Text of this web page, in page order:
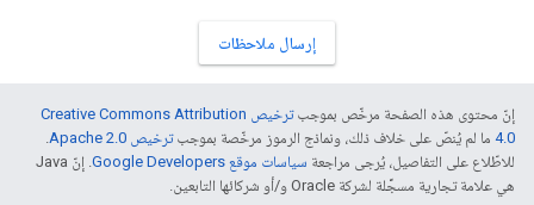
إرسال ملاحظات
إنّ محتوى هذه الصفحة مرخّص بموجب
ترخيص Creative Commons Attribution
4.0‏ ما لم يُنصّ على خلاف ذلك، ونماذج الرموز مرخّصة بموجبترخيص Apache 2.0‏
.
للاطّلاع على التفاصيل، يُرجى مراجعة سياسات موقع Google Developers‏
. إنّ Java
هي علامة تجارية مسجَّلة لشركة Oracle و/أو شركائها التابعين.